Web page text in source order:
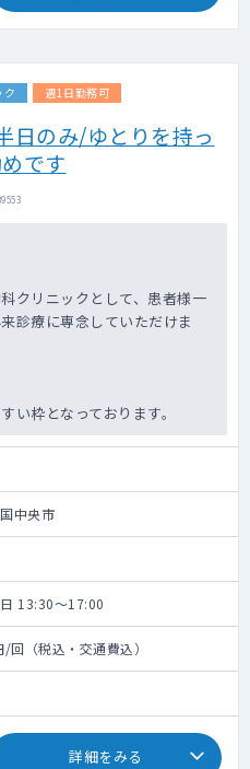
ク 週1日勤務可
日のみ/ゆとりを持っ
です
クリニックとして、患者様一
診療に専念していただけま
い枠となっております。
中央市
13:30～17:00
（税込・交通費込）
詳細をみる